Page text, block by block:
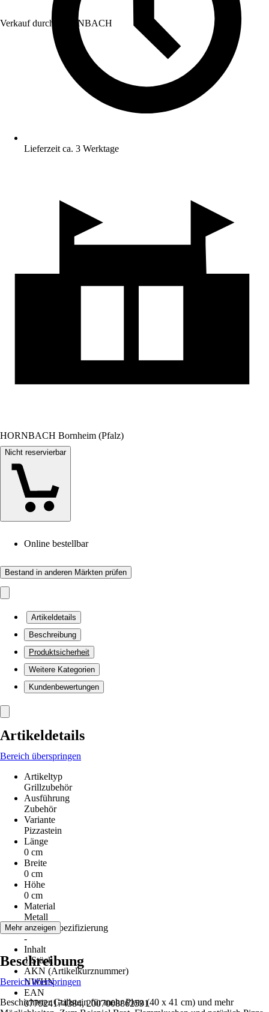
Verkauf durch: HORNBACH
Lieferzeit ca. 3 Werktage
HORNBACH Bornheim (Pfalz)
Nicht reservierbar
Online bestellbar
Bestand in anderen Märkten prüfen
Artikeldetails
Beschreibung
Produktsicherheit
Weitere Kategorien
Kundenbewertungen
Artikeldetails
Bereich überspringen
Artikeltyp
Grillzubehör
Ausführung
Zubehör
Variante
Pizzastein
Länge
0 cm
Breite
0 cm
Höhe
0 cm
Material
Metall
Materialspezifizierung
-
Inhalt
1 Stück
AKN (Artikelkurznummer)
NWHN
EAN
077924174384, 2007008862591
Mehr anzeigen
Beschreibung
Bereich überspringen
Beschichteter Grillstein für mehr Platz (40 x 41 cm) und mehr